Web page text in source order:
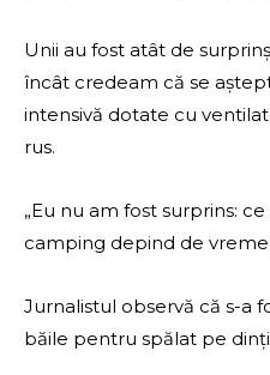
Unii au fost atât de
încât credeam că se
intensivă dotate cu
rus.
„Eu nu am fost surprins:
camping depind de
Jurnalistul observă că s-a
băile pentru spălat pe